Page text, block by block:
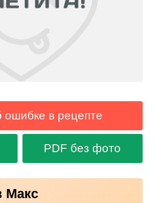
в рецепте
PDF без фото
Макс